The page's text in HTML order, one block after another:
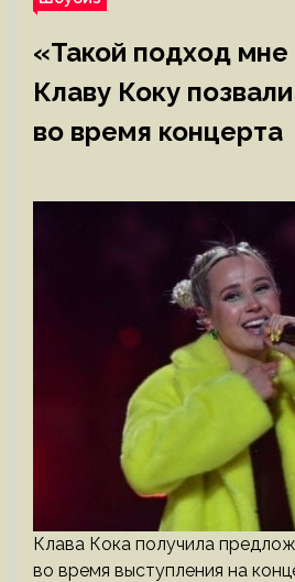
«Такой подход мне
Клаву Коку
во время концерта
Клава Кока получила
во время выступления на